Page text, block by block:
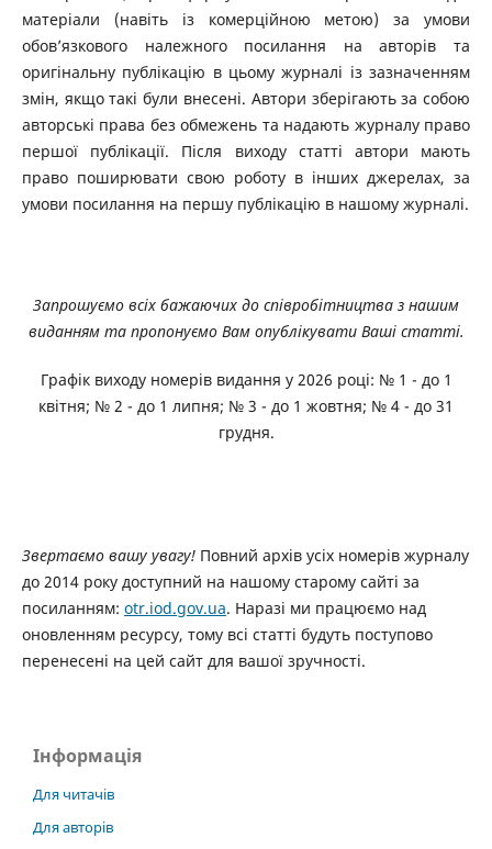
матеріали (навіть із комерційною метою) за умови
обов’язкового належного посилання на авторів та
оригінальну публікацію в цьому журналі із зазначенням
змін, якщо такі були внесені. Автори зберігають за собою
авторські права без обмежень та надають журналу право
першої публікації. Після виходу статті автори мають
право поширювати свою роботу в інших джерелах, за
умови посилання на першу публікацію в нашому журналі.
Запрошуємо всіх бажаючих до співробітництва з нашим
виданням та пропонуємо Вам опублікувати Ваші статті.
Графік виходу номерів видання у 2026 році: № 1 - до 1
квітня; № 2 - до 1 липня; № 3 - до 1 жовтня; № 4 - до 31
грудня.
Звертаємо вашу увагу!Повний архів усіх номерів журналу
до 2014 року доступний на нашому старому сайті за
посиланням: otr.iod.gov.ua. Наразі ми працюємо над
оновленням ресурсу, тому всі статті будуть поступово
перенесені на цей сайт для вашої зручності.
Інформація
Для читачів
Для авторів